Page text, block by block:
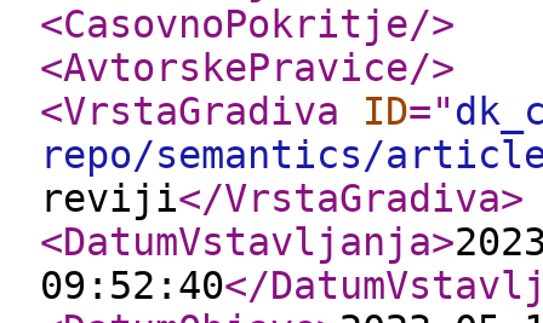
<CasovnoPokritje/>
<AvtorskePravice/>
<VrstaGradiva
ID="
repo/semantics/
reviji</VrstaGradiva>
<DatumVstavljanja>
09:52:40</